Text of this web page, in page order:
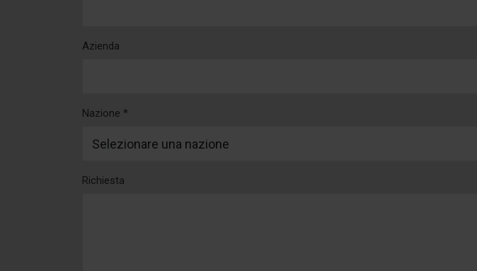
Azienda
Nazione *
Richiesta